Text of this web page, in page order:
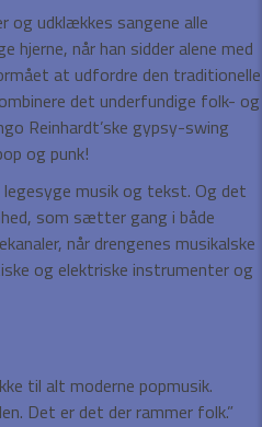
og udklækkes sangene alle
hjerne, når han sidder alene med
at udfordre den traditionelle
det underfundige folk- og
Reinhardt’ske gypsy-swing
og punk!
musik og tekst. Og det
som sætter gang i både
når drengenes musikalske
og elektriske instrumenter og
til alt moderne popmusik.
Det er det der rammer folk.”